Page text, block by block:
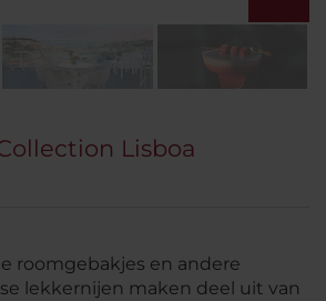
Lisboa
roomgebakjes en andere
lekkernijen maken deel uit van